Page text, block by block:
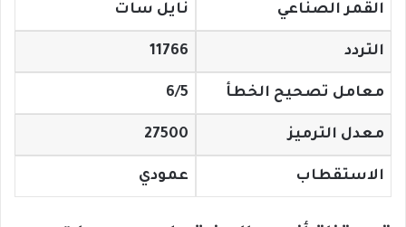
القمر الصناعي نايل سات
التردد 11766
معامل تصحيح الخطأ 6/5
معدل الترميز 27500
الاستقطاب عمودي